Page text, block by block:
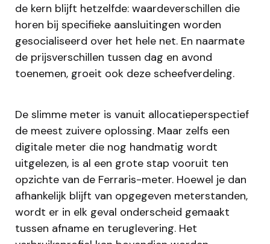
de kern blijft hetzelfde: waardeverschillen die
horen bij specifieke aansluitingen worden
gesocialiseerd over het hele net. En naarmate
de prijsverschillen tussen dag en avond
toenemen, groeit ook deze scheefverdeling.
De slimme meter is vanuit allocatieperspectief
de meest zuivere oplossing. Maar zelfs een
digitale meter die nog handmatig wordt
uitgelezen, is al een grote stap vooruit ten
opzichte van de Ferraris-meter. Hoewel je dan
afhankelijk blijft van opgegeven meterstanden,
wordt er in elk geval onderscheid gemaakt
tussen afname en teruglevering. Het